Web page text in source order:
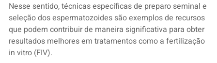
Nesse sentido, técnicas específicas de preparo seminal e
seleção dos espermatozoides são exemplos de recursos
que podem contribuir de maneira significativa para obter
resultados melhores em tratamentos como a fertilização
in vitro (FIV).